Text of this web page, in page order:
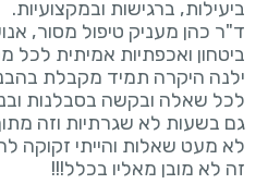
ד"ר כהן מעניק טיפול מסור,
ילנה היקרה תמיד מקבלת
גם בשעות לא שגרתיות וזה מתוך